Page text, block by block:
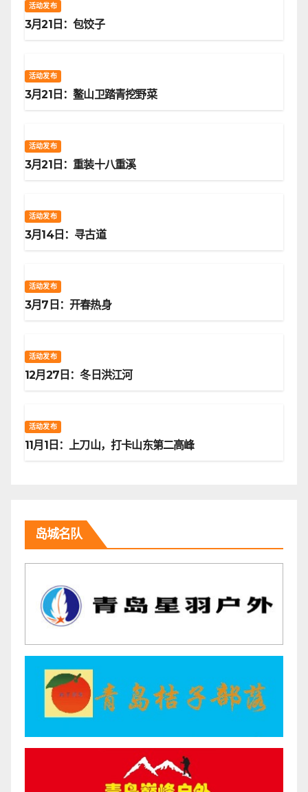
活动发布
3月21日：包饺子
活动发布
3月21日：鳌山卫踏青挖野菜
活动发布
3月21日：重装十八重溪
活动发布
3月14日：寻古道
活动发布
3月7日：开春热身
活动发布
12月27日：冬日洪江河
活动发布
11月1日：上刀山，打卡山东第二高峰
岛城名队